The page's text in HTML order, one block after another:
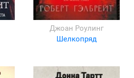
Джоан Роулинг
Шелкопряд